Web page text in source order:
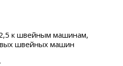
к швейным машинам,
швейных машин